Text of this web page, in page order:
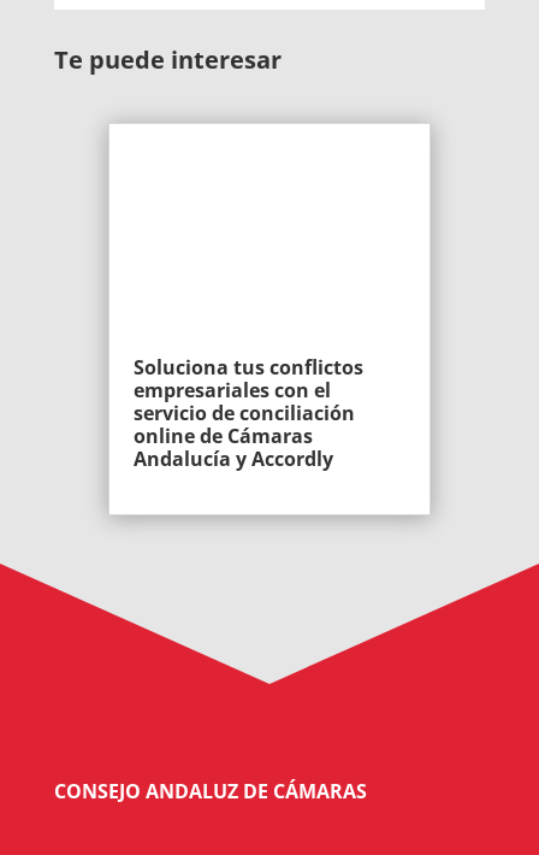
Te puede interesar
Soluciona tus conflictos
empresariales con el
servicio de conciliación
online de Cámaras
Andalucía y Accordly
CONSEJO ANDALUZ DE CÁMARAS